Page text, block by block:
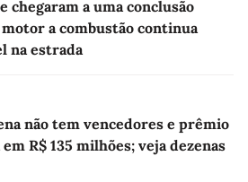
chegaram a uma conclusão
a combustão continua
na estrada
não tem vencedores e prêmio
R$ 135 milhões; veja dezenas